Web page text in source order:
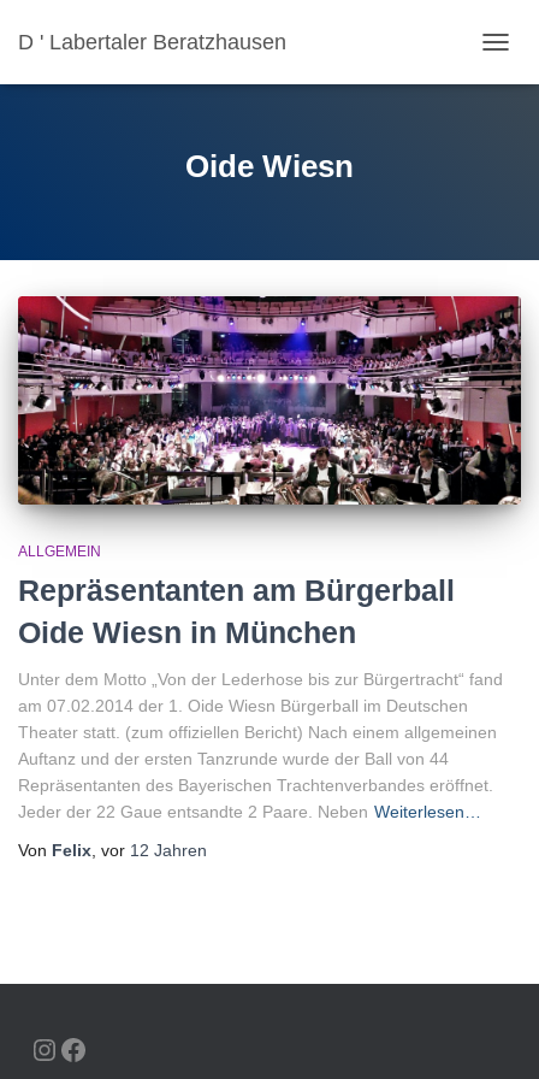
D ' Labertaler Beratzhausen
Oide Wiesn
ALLGEMEIN
Repräsentanten am Bürgerball
Oide Wiesn in München
Unter dem Motto „Von der Lederhose bis zur Bürgertracht“ fand
am 07.02.2014 der 1. Oide Wiesn Bürgerball im Deutschen
Theater statt. (zum offiziellen Bericht) Nach einem allgemeinen
Auftanz und der ersten Tanzrunde wurde der Ball von 44
Repräsentanten des Bayerischen Trachtenverbandes eröffnet.
Jeder der 22 Gaue entsandte 2 Paare. Neben Weiterlesen…
Von Felix , vor 12 Jahren
INSTAGRAM